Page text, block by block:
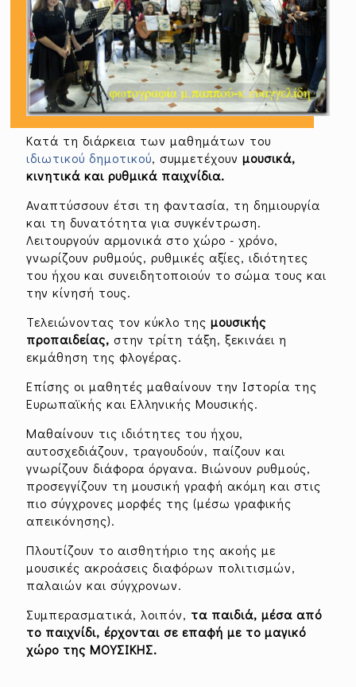
Κατά τη διάρκεια των μαθημάτων του
ιδιωτικού δημοτικού, συμμετέχουν μουσικά,
κινητικά και ρυθμικά παιχνίδια.
Αναπτύσσουν έτσι τη φαντασία, τη δημιουργία
και τη δυνατότητα για συγκέντρωση.
Λειτουργούν αρμονικά στο χώρο - χρόνο,
γνωρίζουν ρυθμούς, ρυθμικές αξίες, ιδιότητες
του ήχου και συνειδητοποιούν το σώμα τους και
την κίνησή τους.
Τελειώνοντας τον κύκλο της μουσικής
προπαιδείας, στην τρίτη τάξη, ξεκινάει η
εκμάθηση της φλογέρας.
Επίσης οι μαθητές μαθαίνουν την Ιστορία της
Ευρωπαϊκής και Ελληνικής Μουσικής.
Μαθαίνουν τις ιδιότητες του ήχου,
αυτοσχεδιάζουν, τραγουδούν, παίζουν και
γνωρίζουν διάφορα όργανα. Βιώνουν ρυθμούς,
προσεγγίζουν τη μουσική γραφή ακόμη και στις
πιο σύγχρονες μορφές της (μέσω γραφικής
απεικόνησης).
Πλουτίζουν το αισθητήριο της ακοής με
μουσικές ακροάσεις διαφόρων πολιτισμών,
παλαιών και σύγχρονων.
Συμπερασματικά, λοιπόν, τα παιδιά, μέσα από
το παιχνίδι, έρχονται σε επαφή με το μαγικό
χώρο της ΜΟΥΣΙΚΗΣ.